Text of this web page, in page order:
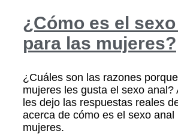
¿Cómo es el
para las mujeres?
¿Cuáles son las razones
mujeres les gusta el sexo anal?
les dejo las respuestas reales
acerca de cómo es el sexo anal
mujeres.